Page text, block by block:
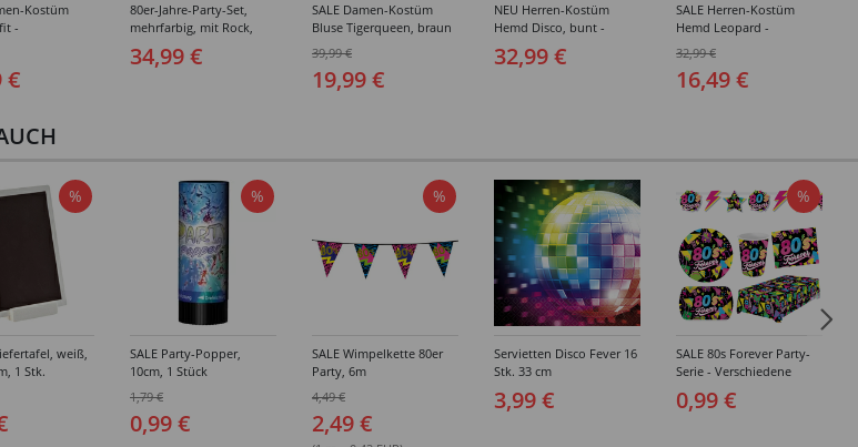
Kostüm
-
Größen
€
80er-Jahre-Party-Set,
mehrfarbig, mit Rock,
Kopfschmuck und
Halskette - Verschiedene
34,99 €
SALE Damen-Kostüm
Bluse Tigerqueen, braun
- Verschiedene Größen
(XS-XL)
39,99 €
19,99 €
NEU Herren-Kostüm
Hemd Disco, bunt -
verschiedene Größen (S-
XXXL)
32,99 €
SALE Herren-Kostüm
Hemd Leopard -
verschiedene Größen (S-
XXXL)
32,99 €
16,49 €
%
weiß,
1 Stk.
%
SALE Party-Popper,
10cm, 1 Stück
1,79 €
0,99 €
%
SALE Wimpelkette 80er
Party, 6m
4,49 €
2,49 €
Servietten Disco Fever 16
Stk. 33 cm
3,99 €
%
SALE 80s Forever Party-
Serie - Verschiedene
Party-Artikel
0,99 €